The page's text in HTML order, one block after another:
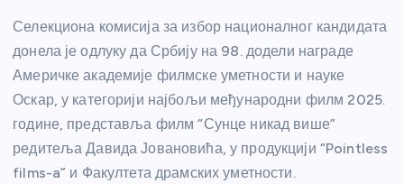
Селекциона комисија за избор националног кандидата
донела је одлуку да Србију на 98. додели награде
Америчке академије филмске уметности и науке
Оскар, у категорији најбољи међународни филм 2025.
године, представља филм “Сунце никад више”
редитеља Давида Јовановића, у продукцији “Pointless
films-a” и Факултета драмских уметности.